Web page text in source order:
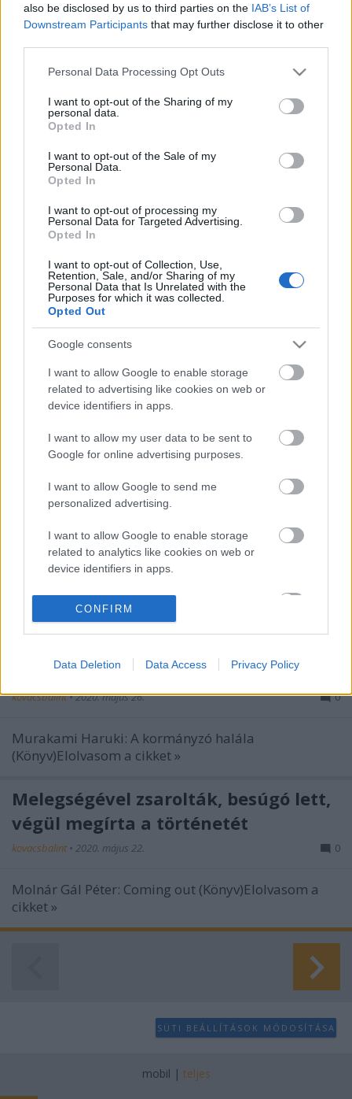
also be disclosed by us to third parties on the IAB’s List of
Downstream Participants that may further disclose it to other
Please note that this website/app uses one or more Google
not limited to your visit or usage behaviour. You may click to
grant or deny consent to Google and its third-party tags to
use your data for below specified purposes in below Google
consent section.
Personal Data Processing Opt Outs
I want to opt-out of the Sharing of my
personal data.
Opted In
I want to opt-out of the Sale of my
Personal Data.
Opted In
I want to opt-out of processing my
Personal Data for Targeted Advertising.
Opted In
I want to opt-out of Collection, Use,
Retention, Sale, and/or Sharing of my
Personal Data that Is Unrelated with the
Purposes for which it was collected.
Opted Out
Google consents
I want to allow Google to enable storage
related to advertising like cookies on web or
device identifiers in apps.
I want to allow my user data to be sent to
Google for online advertising purposes.
I want to allow Google to send me
personalized advertising.
I want to allow Google to enable storage
related to analytics like cookies on web or
device identifiers in apps.
I want to allow Google to enable storage
related to personalization.
I want to allow Google to enable storage
functionality and fraud prevention, and other
CONFIRM
Data Deletion Data Access Privacy Policy
Ez a könyv a legnagyobb átverés
évtizedek óta
kovacsbalint•2020. július 04.
Háy János: Ne haragudj, véletlen volt
(Könyv)Elolvasom a cikket »
Hányféleképpen lehet iszonyú a
szex?
kovacsbalint•2020. június 20.
Michaela Coel: Tönkretehetlek (I May Destroy You)
(Sorozat)Elolvasom a cikket »
Mit játsszon az, aki egyszer és
mindenkorra megszabadulna az
emberektől?
kovacsbalint•2020. június 07.
Photosynthesis és Arborétum
(Társasjátékok)Elolvasom a cikket »
Ha ez a jövő, engem inkább lőjetek ki
kovacsbalint 2020. május 31.
SzékesfehérváronElolvasom a cikket »
egyenesbe jöjjünk
kovacsbalint•2020. május 26. 0
Murakami Haruki: A kormányzó halála
(Könyv)Elolvasom a cikket »
Melegségével zsarolták, besúgó lett,
végül megírta a történetét
kovacsbalint • 2020. május 22. 0
Molnár Gál Péter: Coming out (Könyv)Elolvasom a
cikket »
SÜTI BEÁLLÍTÁSOK MÓDOSÍTÁSA
mobil | teljes